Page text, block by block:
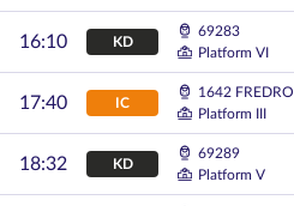
16:10 KD
69283
Platform VI
17:40 IC
1642 FREDRO
Platform III
18:32 KD
69289
Platform V